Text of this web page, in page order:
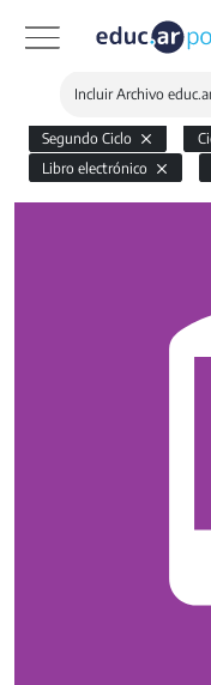
Incluir Archivo
Segundo Ciclo
Libro electrónico